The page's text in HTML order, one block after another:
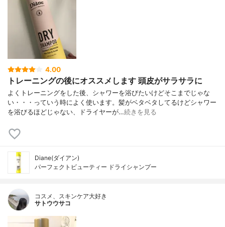
4.00
トレーニングの後にオススメします 頭皮がサラサラに
よくトレーニングをした後、シャワーを浴びたいけどそこまでじゃな
い・・・っていう時によく使います。髪がベタベタしてるけどシャワー
を浴びるほどじゃない、ドライヤーが…続きを見る
Diane(ダイアン)
パーフェクトビューティー ドライシャンプー
コスメ、スキンケア大好き
サトウウサコ